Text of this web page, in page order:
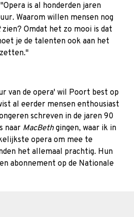
is al honderden jaren
Waarom willen mensen nog
zien? Omdat het zo mooi is dat
je de talenten ook aan het
van de opera' wil Poort best op
al eerder mensen enthousiast
schreven in de jaren 90
naar MacBethgingen, waar ik in
opera om mee te
het allemaal prachtig. Hun
abonnement op de Nationale